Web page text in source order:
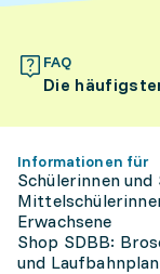
FAQ
Die
Informationen für
Schülerinnen und
Erwachsene
Shop SDBB:
und